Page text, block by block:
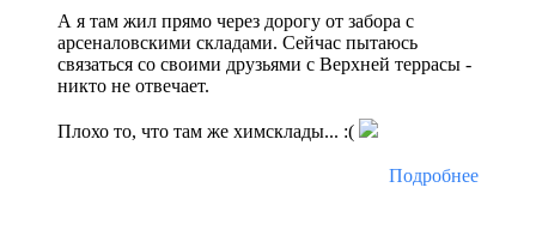
А я там жил прямо через дорогу от забора с
арсеналовскими складами. Сейчас пытаюсь
связаться со своими друзьями с Верхней террасы -
никто не отвечает.
Плохо то, что там же химсклады... :(
Подробнее